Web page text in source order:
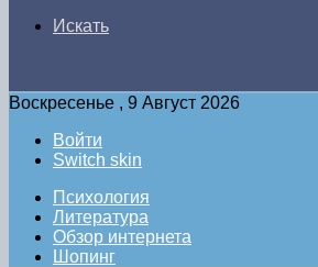
Искать
Воскресенье , 9 Август 2026
Войти
Switch skin
Психология
Литература
Обзор интернета
Шопинг